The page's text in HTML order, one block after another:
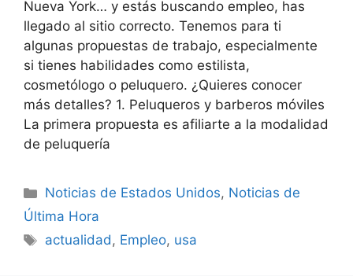
Nueva York… y estás buscando empleo, has
llegado al sitio correcto. Tenemos para ti
algunas propuestas de trabajo, especialmente
si tienes habilidades como estilista,
cosmetólogo o peluquero. ¿Quieres conocer
más detalles? 1. Peluqueros y barberos móviles
La primera propuesta es afiliarte a la modalidad
de peluquería
Categories
Noticias de Estados Unidos, Noticias de
Última Hora
Tags
actualidad, Empleo, usa